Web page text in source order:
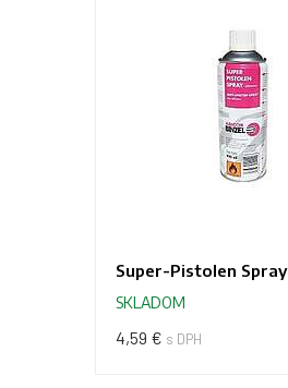
Super-Pistolen Spray
SKLADOM
4,59 € s DPH